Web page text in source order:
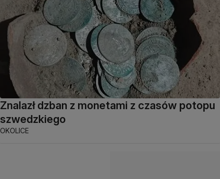
Znalazł dzban z monetami z czasów potopu
szwedzkiego
OKOLICE